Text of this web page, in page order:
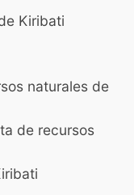
Kiribati
naturales de
de recursos